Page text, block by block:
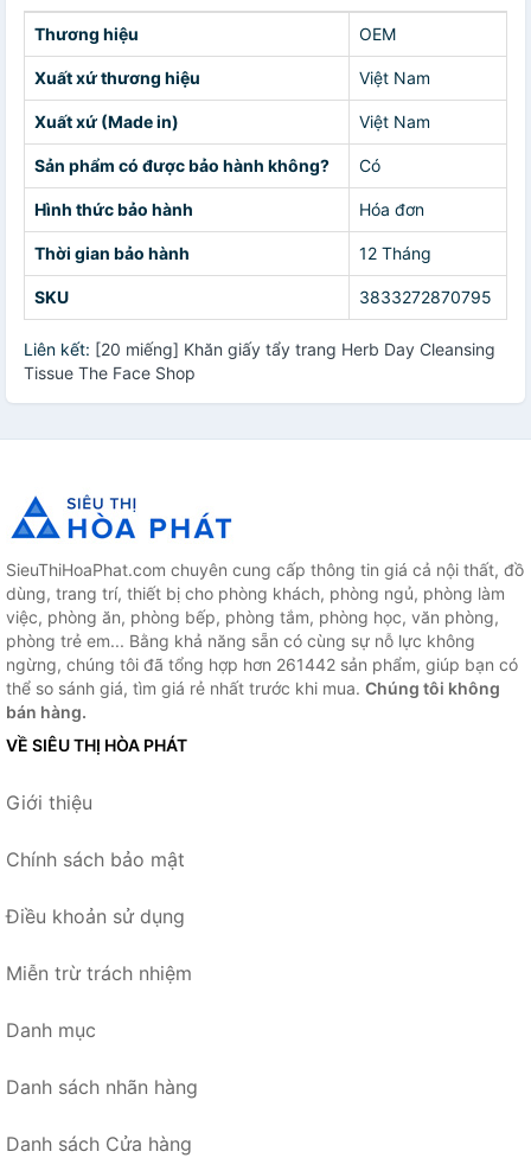
Thương hiệu OEM
Xuất xứ thương hiệu Việt Nam
Xuất xứ (Made in) Việt Nam
Sản phẩm có được bảo hành không? Có
Hình thức bảo hành Hóa đơn
Thời gian bảo hành 12 Tháng
SKU 3833272870795
Liên kết: [20 miếng] Khăn giấy tẩy trang Herb Day Cleansing
Tissue The Face Shop
SieuThiHoaPhat.com chuyên cung cấp thông tin giá cả nội thất, đồ
dùng, trang trí, thiết bị cho phòng khách, phòng ngủ, phòng làm
việc, phòng ăn, phòng bếp, phòng tắm, phòng học, văn phòng,
phòng trẻ em... Bằng khả năng sẵn có cùng sự nỗ lực không
ngừng, chúng tôi đã tổng hợp hơn 261442 sản phẩm, giúp bạn có
thể so sánh giá, tìm giá rẻ nhất trước khi mua. Chúng tôi không
bán hàng.
VỀ SIÊU THỊ HÒA PHÁT
Giới thiệu
Chính sách bảo mật
Điều khoản sử dụng
Miễn trừ trách nhiệm
Danh mục
Danh sách nhãn hàng
Danh sách Cửa hàng